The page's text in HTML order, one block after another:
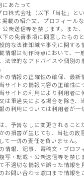
あたって
ロ株式会社（以下「当社」と
掲載の紹介文、プロフィール
公衆送信等を禁じます。また
の免責事項に同意したものと
的な法律知識や事例に関する
情報は制作時点において、一
法律的なアドバイスや個別の
の情報の正確性の確保、最新
サイトの情報内容の正確性に
サイトの利用により利用者に
は重過失による場合を除き、
の利用については利用者が一
、予告なしに変更されること
の損害が生じても、当社の故
て一切の責任を負いません。
情報、記事、寄稿文・プロフ
写・転載・公衆送信等を禁じ
不適切な情報や誤った情報を
お問い合わせ窓口まで情報を